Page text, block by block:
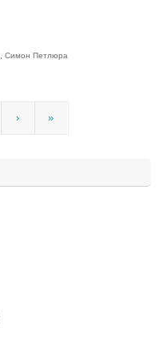
,Симон Петлюра
› »